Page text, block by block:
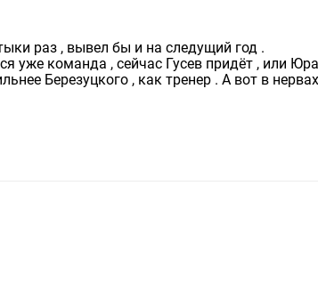
раз , вывел бы и на следущий год .
уже команда , сейчас Гусев придёт , или
Березуцкого , как тренер . А вот в